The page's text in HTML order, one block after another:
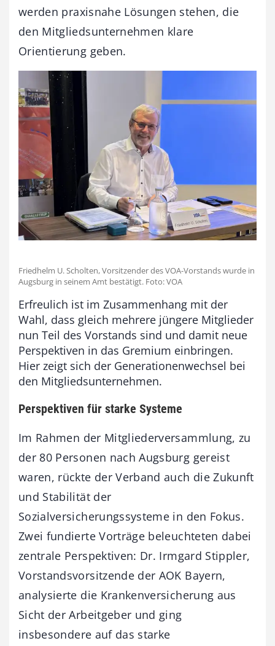
werden praxisnahe Lösungen stehen, die
den Mitgliedsunternehmen klare
Orientierung geben.
Friedhelm U. Scholten, Vorsitzender des VOA-Vorstands wurde in
Augsburg in seinem Amt bestätigt. Foto: VOA
Erfreulich ist im Zusammenhang mit der
Wahl, dass gleich mehrere jüngere Mitglieder
nun Teil des Vorstands sind und damit neue
Perspektiven in das Gremium einbringen.
Hier zeigt sich der Generationenwechsel bei
den Mitgliedsunternehmen.
Perspektiven für starke Systeme
Im Rahmen der Mitgliederversammlung, zu
der 80 Personen nach Augsburg gereist
waren, rückte der Verband auch die Zukunft
und Stabilität der
Sozialversicherungssysteme in den Fokus.
Zwei fundierte Vorträge beleuchteten dabei
zentrale Perspektiven: Dr. Irmgard Stippler,
Vorstandsvorsitzende der AOK Bayern,
analysierte die Krankenversicherung aus
Sicht der Arbeitgeber und ging
insbesondere auf das starke